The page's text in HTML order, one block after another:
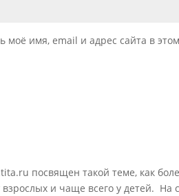
моё имя, email и адрес сайта в
посвящен такой теме, как
взрослых и чаще всего у детей.